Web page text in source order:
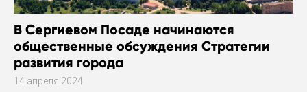
В Сергиевом Посаде начинаются
общественные обсуждения Стратегии
развития города
14 апреля 2024